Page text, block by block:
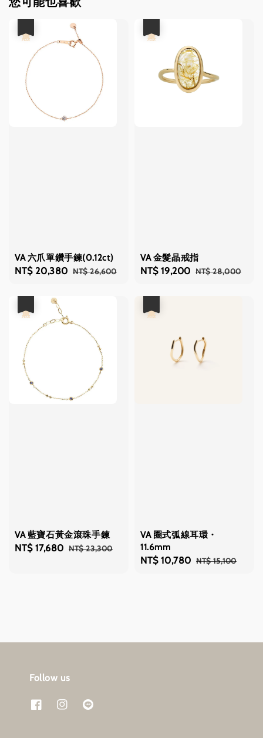
VA 六爪單鑽手鍊(0.12ct)
Sale
NT$ 20,380 Regular
NT$ 26,600
VA 金髮晶戒指
Sale
NT$ 19,200 Regular
NT$ 28,000
VA 藍寶石黃金滾珠手鍊
Sale
NT$ 17,680 Regular
NT$ 23,300
VA 圈式弧線耳環・
11.6mm
Sale
NT$ 10,780 Regular
NT$ 15,100
Follow us